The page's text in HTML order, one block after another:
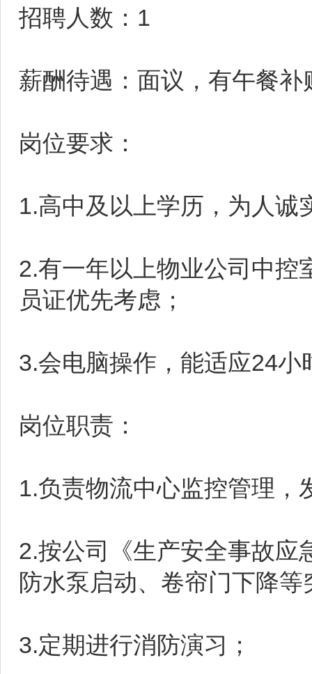
招聘人数：1
薪酬待遇：面议，有午餐补
岗位要求：
1.高中及以上学历，为人诚
2.有一年以上物业公司中控
员证优先考虑；
3.会电脑操作，能适应24小
岗位职责：
1.负责物流中心监控管理，
2.按公司《生产安全事故应
防水泵启动、卷帘门下降等
3.定期进行消防演习；